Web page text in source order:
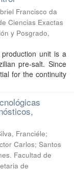
Francisco da
Ciencias Exactas
y Posgrado,
unit is a
pre-salt. Since
for the continuity
Franciéle;
Carlos; Santos
Facultad de
de